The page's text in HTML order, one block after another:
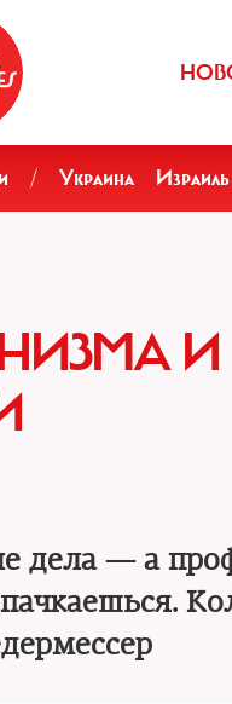
/ Украина Израиль
И
дела — а